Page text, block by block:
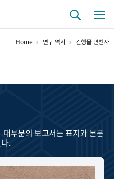
구 역사
연구자들
행정박물 영상 기록물
Home 연구 역사 간행물 변천사
대부분의 보고서는 표지와 본문
.